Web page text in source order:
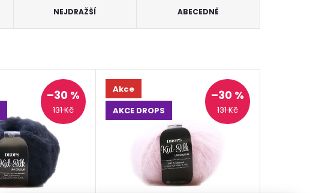
NEJDRAŽŠÍ ABECEDNĚ
131 Kč
–30 %
Akce
AKCE DROPS
131 Kč
–30 %